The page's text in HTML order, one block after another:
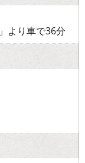
より車で36分